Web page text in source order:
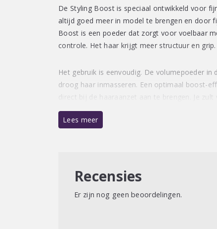
De Styling Boost is speciaal ontwikkeld voor
altijd goed meer in model te brengen en door
Boost is een poeder dat zorgt voor voelbaar
controle. Het haar krijgt meer structuur en grip.
Het gebruik is eenvoudig. De volumepoeder in
droog haar inmasseren. Een optimaal boost-
direct bij de haaraanzet aan te brengen. Je
Lees meer
Recensies
Er zijn nog geen beoordelingen.